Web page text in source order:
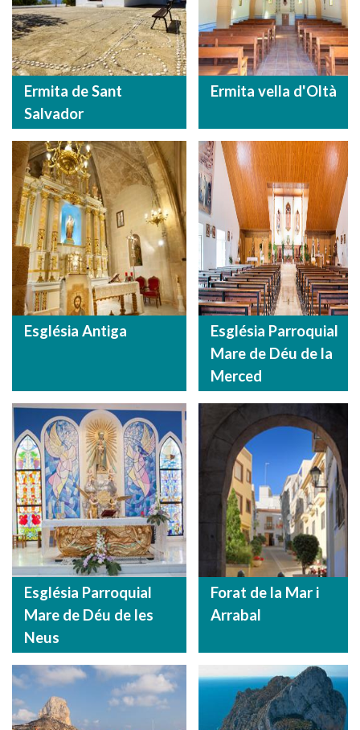
Ermita de Sant
Salvador
Ermita vella d'Oltà
Església Antiga
Església Parroquial
Mare de Déu de la
Merced
Església Parroquial
Mare de Déu de les
Neus
Forat de la Mar i
Arrabal